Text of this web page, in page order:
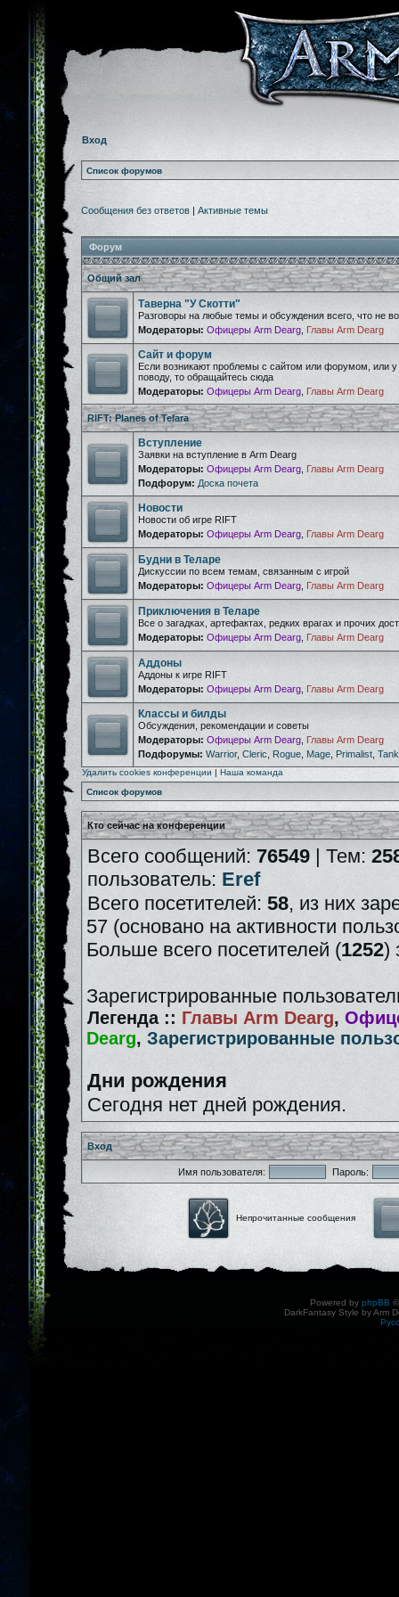
Вход
Список форумов
Сообщения без ответов | Активные темы
Форум
Общий зал
Таверна "У Скотти"
Разговоры на любые темы и обсуждения всего, что не
Модераторы: Офицеры Arm Dearg Главы Arm Dearg
Сайт и форум
Если возникают проблемы с сайтом или форумом, или у
поводу, то обращайтесь сюда
Модераторы: Офицеры Arm Dearg Главы Arm Dearg
RIFT: Planes of Telara
Вступление
Заявки на вступление в Arm Dearg
Модераторы: Офицеры Arm Dearg Главы Arm Dearg
Подфорум: Доска почета
Новости
Новости об игре RIFT
Модераторы: Офицеры Arm Dearg Главы Arm Dearg
Будни в Теларе
Дискуссии по всем темам, связанным с игрой
Модераторы: Офицеры Arm Dearg Главы Arm Dearg
Приключения в Теларе
Все о загадках, артефактах, редких врагах и прочих
Модераторы: Офицеры Arm Dearg Главы Arm Dearg
Аддоны
Аддоны к игре RIFT
Модераторы: Офицеры Arm Dearg Главы Arm Dearg
Классы и билды
Обсуждения, рекомендации и советы
Модераторы: Офицеры Arm Dearg Главы Arm Dearg
Подфорумы: Warrior, Cleric Rogue Mage Primalist Tank
Удалить cookies конференции | Наша команда
Список форумов
Кто сейчас на конференции
Всего сообщений: 76549 | Тем:
пользователь: Eref
Всего посетителей: 58, из них
57 (основано на активности
Больше всего посетителей (1252)
Зарегистрированные
Легенда :: Главы Arm Dearg,
Dearg, Зарегистрированные
Дни рождения
Сегодня нет дней рождения.
Вход
Имя пользователя: Пароль:
Непрочитанные сообщения
Powered by phpBB
DarkFantasy Style by Arm